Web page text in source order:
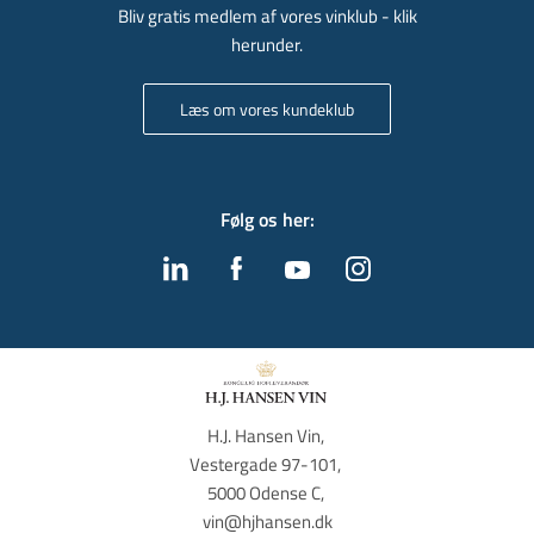
Bliv gratis medlem af vores vinklub - klik
herunder.
Læs om vores kundeklub
Følg os her:
H.J. Hansen Vin,
Vestergade 97-101,
5000 Odense C,
vin@hjhansen.dk